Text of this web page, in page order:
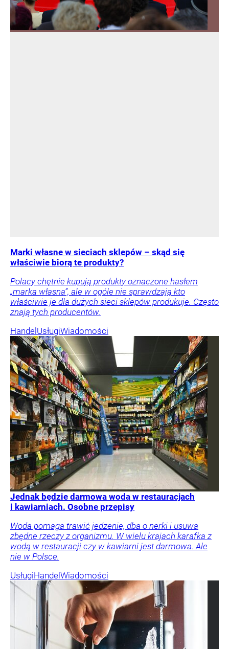
Marki własne w sieciach sklepów – skąd się
właściwie biorą te produkty?
Polacy chętnie kupują produkty oznaczone hasłem
„marka własna”, ale w ogóle nie sprawdzają kto
właściwie je dla dużych sieci sklepów produkuje. Często
znają tych producentów.
HandelUsługiWiadomości
Jednak będzie darmowa woda w restauracjach
i kawiarniach. Osobne przepisy
Woda pomaga trawić jedzenie, dba o nerki i usuwa
zbędne rzeczy z organizmu. W wielu krajach karafka z
wodą w restauracji czy w kawiarni jest darmowa. Ale
nie w Polsce.
UsługiHandelWiadomości